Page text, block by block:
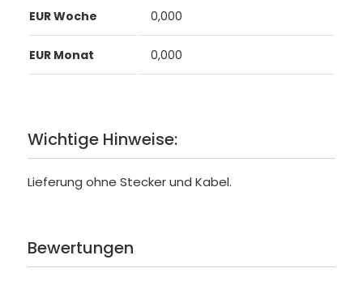
EUR Woche 0,000
EUR Monat 0,000
Wichtige Hinweise:
Lieferung ohne Stecker und Kabel.
Bewertungen